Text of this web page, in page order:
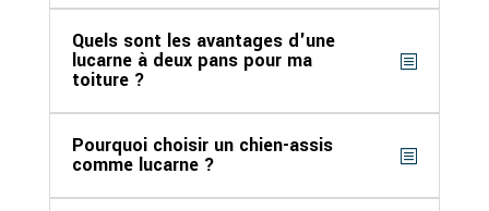
Quels sont les avantages d'une
lucarne à deux pans pour ma
toiture ?
Pourquoi choisir un chien-assis
comme lucarne ?